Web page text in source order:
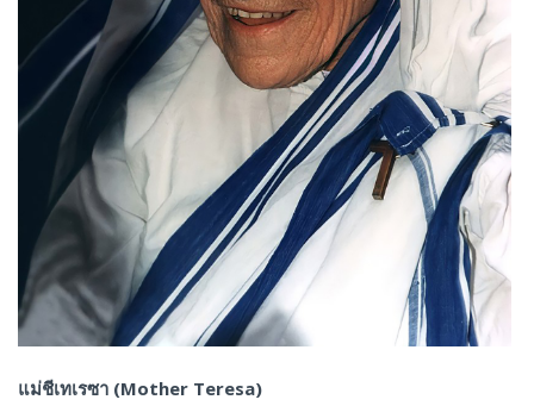
แม่ชีเทเรซา (Mother Teresa)